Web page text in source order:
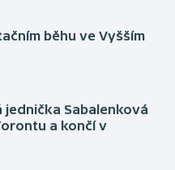
běhu ve Vyšším
jednička Sabalenková
a končí v